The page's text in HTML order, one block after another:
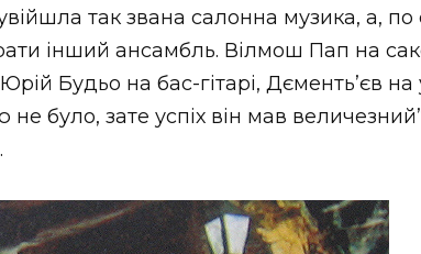
так звана салонна музика, а, по
інший ансамбль. Вілмош Пап на
Будьо на бас-гітарі, Дєменть’єв
було, зате успіх він мав